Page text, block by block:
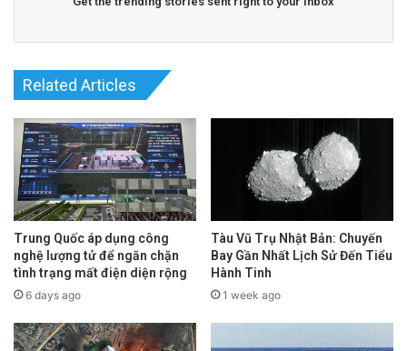
Related Articles
Trung Quốc áp dụng công
nghệ lượng tử để ngăn chặn
tình trạng mất điện diện rộng
6 days ago
Tàu Vũ Trụ Nhật Bản: Chuyến
Bay Gần Nhất Lịch Sử Đến Tiểu
Hành Tinh
1 week ago